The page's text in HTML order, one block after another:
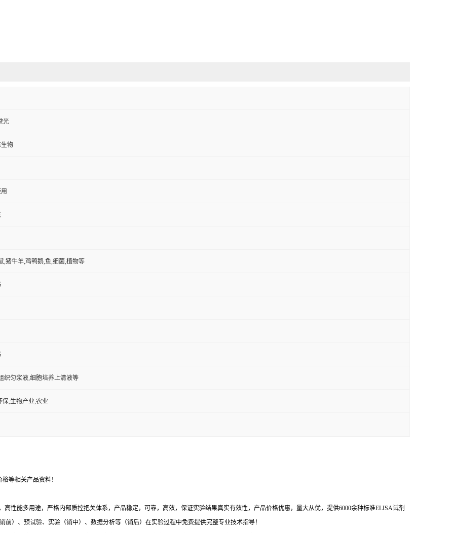
光
物
,猪牛羊,鸡鸭鹅,鱼,细菌,植物等
织匀浆液,细胞培养上清液等
保,生物产业,农业
等相关产品资料！
性能多用途，严格内部质控把关体系，产品稳定，可靠，高效，保证实验结果真实有效性，产品价格优惠，量大从优，提供6000余种标准ELISA试剂
）、预试验、实验（销中）、数据分析等（销后）在实验过程中免费提供完整专业技术指导！